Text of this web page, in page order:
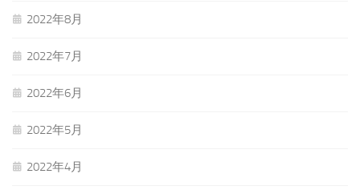
2022年8月
2022年7月
2022年6月
2022年5月
2022年4月